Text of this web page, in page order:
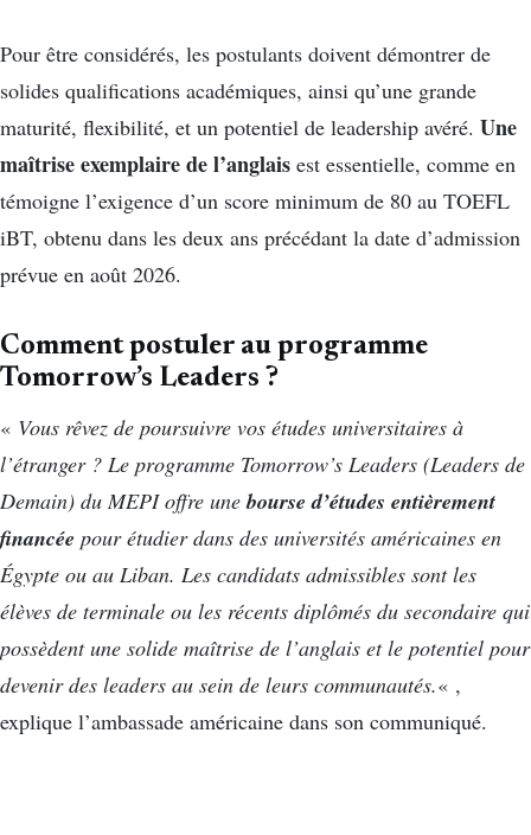
Pour être considérés, les postulants doivent démontrer de
solides qualifications académiques, ainsi qu’une grande
maturité, flexibilité, et un potentiel de leadership avéré. Une
maîtrise exemplaire de l’anglais est essentielle, comme en
témoigne l’exigence d’un score minimum de 80 au TOEFL
iBT, obtenu dans les deux ans précédant la date d’admission
prévue en août 2026.
Comment postuler au programme
Tomorrow’s Leaders ?
« Vous rêvez de poursuivre vos études universitaires à
l’étranger ? Le programme Tomorrow’s Leaders (Leaders de
Demain) du MEPI offre unebourse d’études entièrement
financée pour étudier dans des universités américaines en
Égypte ou au Liban. Les candidats admissibles sont les
élèves de terminale ou les récents diplômés du secondaire qui
possèdent une solide maîtrise de l’anglais et le potentiel pour
devenir des leaders au sein de leurs communautés.« ,
explique l’ambassade américaine dans son communiqué.